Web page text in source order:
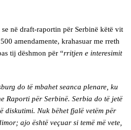
në draft-raportin për Serbinë këtë vit
amendamente, krahasuar me rreth
tij dëshmon për “rritjen e interesimit
do të mbahet seanca plenare, ku
Raporti për Serbinë. Serbia do të jetë
diskutimi. Nuk bëhet fjalë vetëm për
ajo është veçuar si temë më vete,